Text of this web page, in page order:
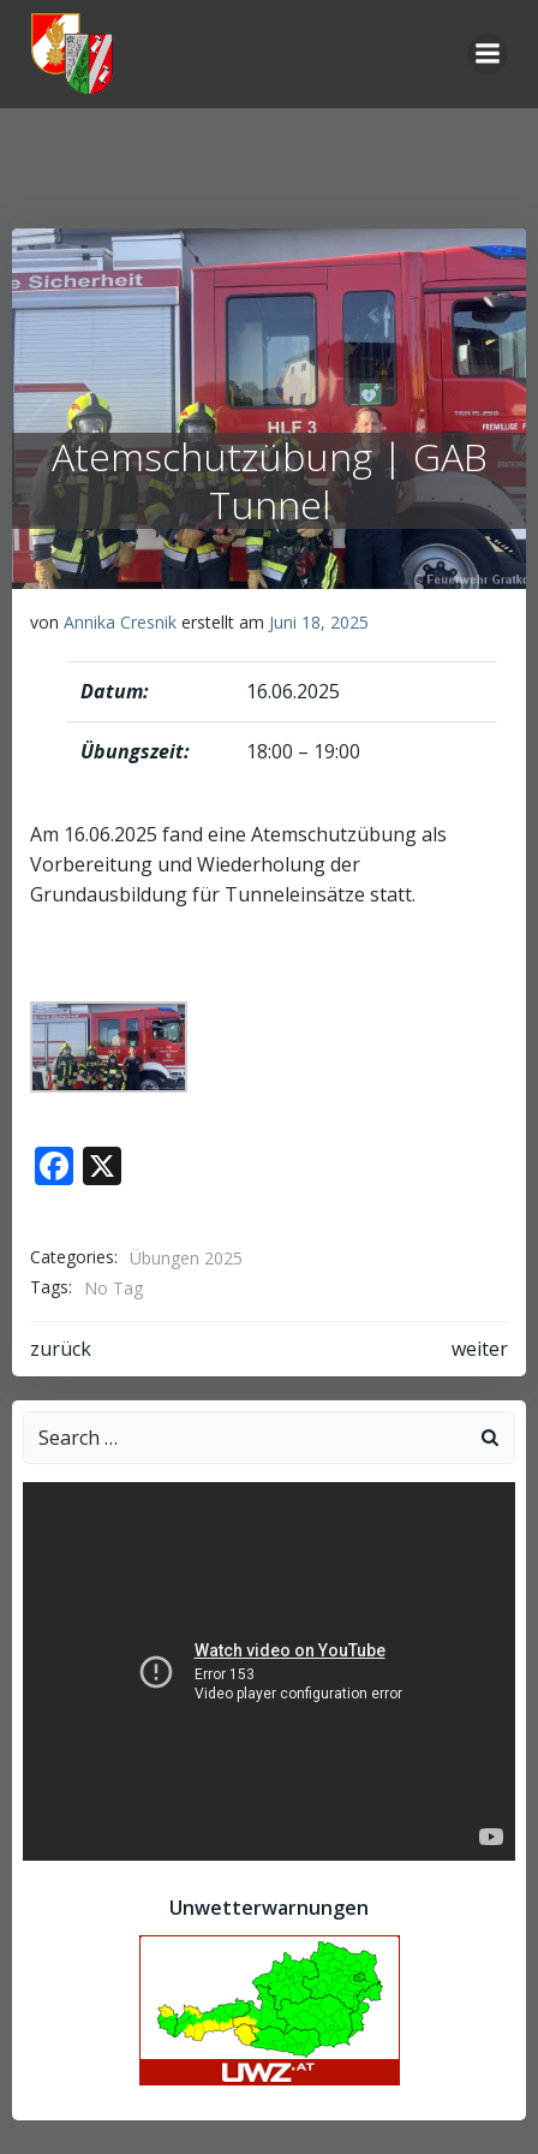
Atemschutzübung | GAB
Tunnel
von Annika Cresnik erstellt am Juni 18, 2025
Datum: 16.06.2025
Übungszeit: 18:00 – 19:00
Am 16.06.2025 fand eine Atemschutzübung als
Vorbereitung und Wiederholung der
Grundausbildung für Tunneleinsätze statt.
Facebook
Categories:
Übungen 2025
Tags:
No Tag
Post
navigation
zurück
Post
navigation
weiter
Search
Unwetterwarnungen